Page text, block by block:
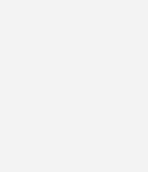
die Entwicklung des Geschäfts mit PV-
und Windkraft auf
die Netzbelastung durch die